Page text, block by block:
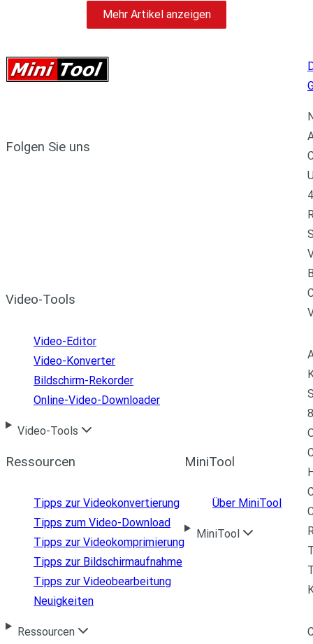
Mehr Artikel anzeigen
Folgen Sie uns
Video-Tools
Video-Editor
Video-Konverter
Bildschirm-Rekorder
Online-Video-Downloader
Video-Tools
Ressourcen
Tipps zur Videokonvertierung
Tipps zum Video-Download
Tipps zur Videokomprimierung
Tipps zur Bildschirmaufnahme
Tipps zur Videobearbeitung
Neuigkeiten
Ressourcen
MiniTool
Über MiniTool
MiniTool